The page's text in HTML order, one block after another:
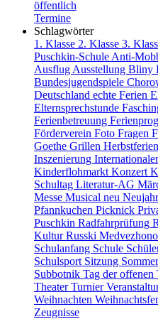
öffentlich
Termine
Schlagwörter
1. Klasse 2. Klasse 3.
Puschkin-Schule Anti-
Ausflug Ausstellung Bliny
Bundesjugendspiele
Deutschland echte Ferien
Elternsprechstunde
Ferienbetreuung
Förderverein Foto Fragen
Goethe Grillen Herbstferien
Inszenierung
Kinderflohmarkt Konzert
Schultag Literatur-AG
Messe Musical neu
Pfannkuchen Picknick
Puschkin Radfahrprüfung
KulturRusski
Schulanfang Schule
Schulsport Sitzung
Subbotnik Tag der offenen
TheaterTurnier
Weihnachten
Zeugnisse